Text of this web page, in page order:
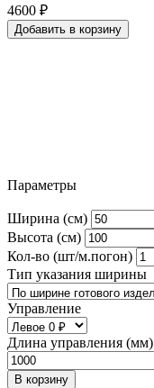
4600 ₽
Добавить в корзину
Параметры
Ширина (см)
Высота (см)
Кол-во (шт/м.погон)
Тип указания ширины
Управление
Длина управления (мм)
В корзину